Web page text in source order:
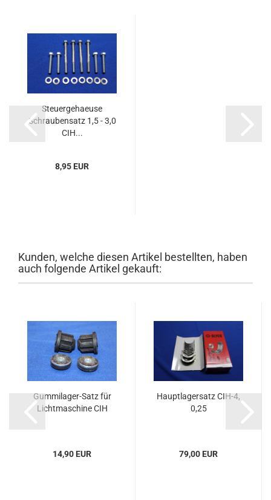
Steuergehaeuse
Schraubensatz 1,5 - 3,0
CIH...
8,95 EUR
Kunden, welche diesen Artikel bestellten, haben
auch folgende Artikel gekauft:
Gummilager-Satz für
Lichtmaschine CIH
14,90 EUR
Hauptlagersatz CIH-4,
0,25
79,00 EUR